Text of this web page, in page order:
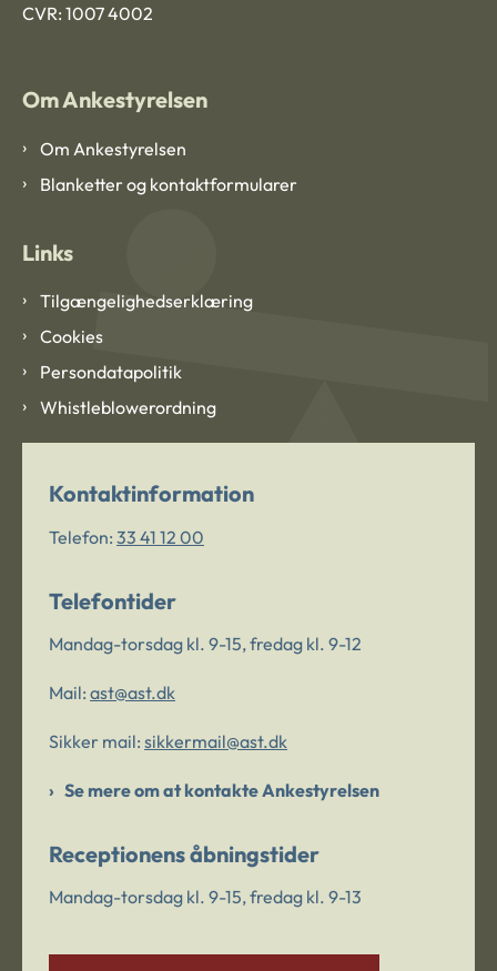
CVR: 1007 4002
Om Ankestyrelsen
Om Ankestyrelsen
Blanketter og kontaktformularer
Links
Tilgængelighedserklæring
Cookies
Persondatapolitik
Whistleblowerordning
Kontaktinformation
Telefon: 33 41 12 00
Telefontider
Mandag-torsdag kl. 9-15, fredag kl. 9-12
Mail: ast@ast.dk
Sikker mail: sikkermail@ast.dk
Se mere om at kontakte Ankestyrelsen
Receptionens åbningstider
Mandag-torsdag kl. 9-15, fredag kl. 9-13